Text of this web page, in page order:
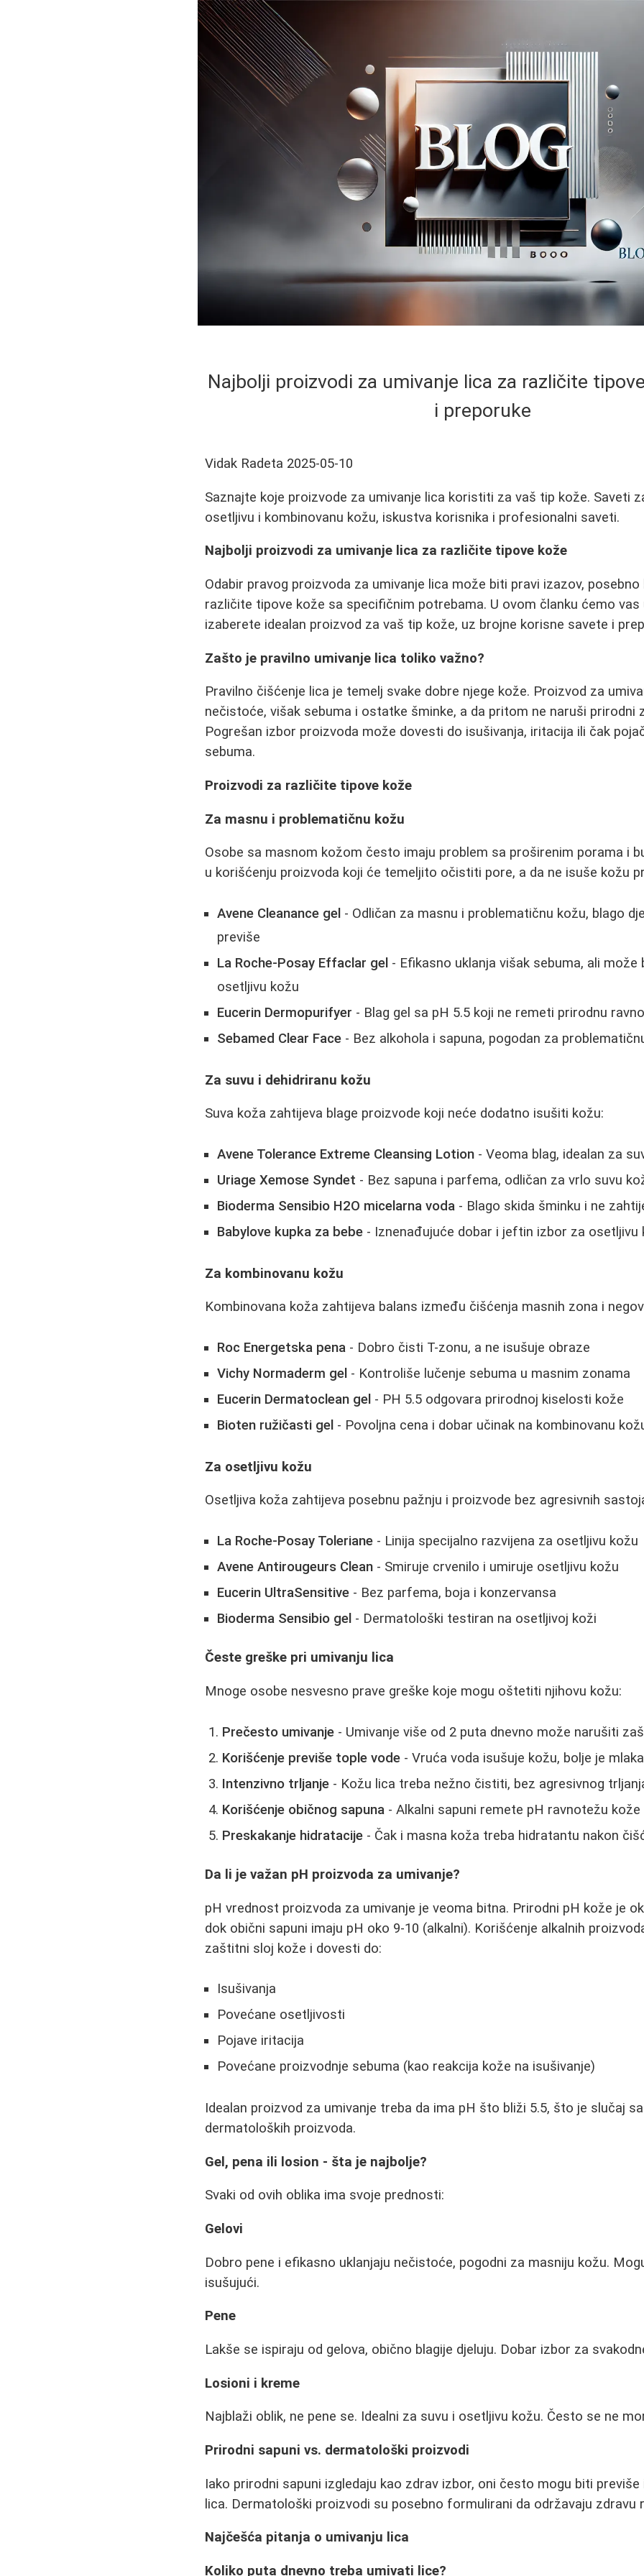
Najbolji proizvodi za umivanje lica za različite
i preporuke
Vidak Radeta 2025-05-10
Saznajte koje proizvode za umivanje lica koristiti za vaš tip kože. Saveti
osetljivu i kombinovanu kožu, iskustva korisnika i profesionalni saveti.
Najbolji proizvodi za umivanje lica za različite tipove kože
Odabir pravog proizvoda za umivanje lica može biti pravi izazov, posebno
različite tipove kože sa specifičnim potrebama. U ovom članku ćemo vas
izaberete idealan proizvod za vaš tip kože, uz brojne korisne savete i
Zašto je pravilno umivanje lica toliko važno?
Pravilno čišćenje lica je temelj svake dobre njege kože. Proizvod za
nečistoće, višak sebuma i ostatke šminke, a da pritom ne naruši prirodni
Pogrešan izbor proizvoda može dovesti do isušivanja, iritacija ili čak
sebuma.
Proizvodi za različite tipove kože
Za masnu i problematičnu kožu
Osobe sa masnom kožom često imaju problem sa proširenim porama i
u korišćenju proizvoda koji će temeljito očistiti pore, a da ne isuše kožu
Avene Cleanance gel - Odličan za masnu i problematičnu kožu, blago
previše
La Roche-Posay Effaclar gel - Efikasno uklanja višak sebuma, ali može
osetljivu kožu
Eucerin Dermopurifyer - Blag gel sa pH 5.5 koji ne remeti prirodnu
Sebamed Clear Face - Bez alkohola i sapuna, pogodan za
Za suvu i dehidriranu kožu
Suva koža zahtijeva blage proizvode koji neće dodatno isušiti kožu:
Avene Tolerance Extreme Cleansing Lotion - Veoma blag, idealan za
Uriage Xemose Syndet - Bez sapuna i parfema, odličan za vrlo suvu
Bioderma Sensibio H2O micelarna voda - Blago skida šminku i ne
Babylove kupka za bebe - Iznenađujuće dobar i jeftin izbor za osetljivu
Za kombinovanu kožu
Kombinovana koža zahtijeva balans između čišćenja masnih zona i
Roc Energetska pena - Dobro čisti T-zonu, a ne isušuje obraze
Vichy Normaderm gel - Kontroliše lučenje sebuma u masnim zonama
Eucerin Dermatoclean gel - PH 5.5 odgovara prirodnoj kiselosti kože
Bioten ružičasti gel - Povoljna cena i dobar učinak na kombinovanu
Za osetljivu kožu
Osetljiva koža zahtijeva posebnu pažnju i proizvode bez agresivnih
La Roche-Posay Toleriane - Linija specijalno razvijena za osetljivu kožu
Avene Antirougeurs Clean - Smiruje crvenilo i umiruje osetljivu kožu
Eucerin UltraSensitive - Bez parfema, boja i konzervansa
Bioderma Sensibio gel - Dermatološki testiran na osetljivoj koži
Česte greške pri umivanju lica
Mnoge osobe nesvesno prave greške koje mogu oštetiti njihovu kožu:
Prečesto umivanje - Umivanje više od 2 puta dnevno može narušiti
Korišćenje previše tople vode - Vruća voda isušuje kožu, bolje je mlaka
Intenzivno trljanje - Kožu lica treba nežno čistiti, bez agresivnog
Korišćenje običnog sapuna - Alkalni sapuni remete pH ravnotežu kože
Preskakanje hidratacije - Čak i masna koža treba hidratantu nakon
Da li je važan pH proizvoda za umivanje?
pH vrednost proizvoda za umivanje je veoma bitna. Prirodni pH kože je
dok obični sapuni imaju pH oko 9-10 (alkalni). Korišćenje alkalnih
zaštitni sloj kože i dovesti do:
Isušivanja
Povećane osetljivosti
Pojave iritacija
Povećane proizvodnje sebuma (kao reakcija kože na isušivanje)
Idealan proizvod za umivanje treba da ima pH što bliži 5.5, što je slučaj
dermatoloških proizvoda.
Gel, pena ili losion - šta je najbolje?
Svaki od ovih oblika ima svoje prednosti:
Gelovi
Dobro pene i efikasno uklanjaju nečistoće, pogodni za masniju kožu.
isušujući.
Pene
Lakše se ispiraju od gelova, obično blagije djeluju. Dobar izbor za
Losioni i kreme
Najblaži oblik, ne pene se. Idealni za suvu i osetljivu kožu. Često se ne
Prirodni sapuni vs. dermatološki proizvodi
Iako prirodni sapuni izgledaju kao zdrav izbor, oni često mogu biti
lica. Dermatološki proizvodi su posebno formulirani da održavaju zdravu
Najčešća pitanja o umivanju lica
Koliko puta dnevno treba umivati lice?